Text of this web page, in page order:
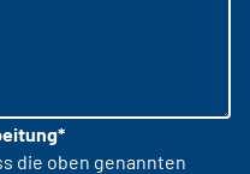
die oben genannten